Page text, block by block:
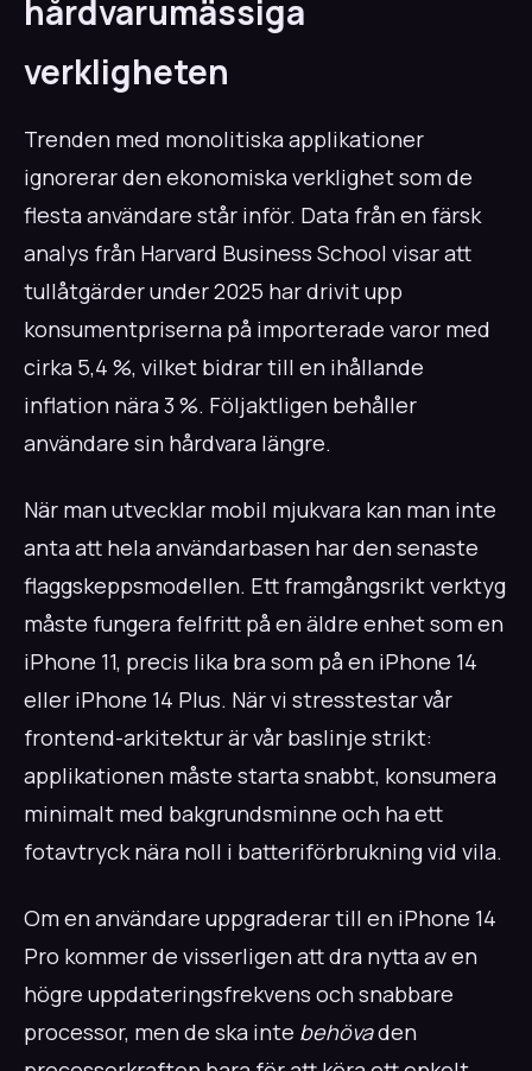
hårdvarumässiga
verkligheten
Trenden med monolitiska applikationer
ignorerar den ekonomiska verklighet som de
flesta användare står inför. Data från en färsk
analys från Harvard Business School visar att
tullåtgärder under 2025 har drivit upp
konsumentpriserna på importerade varor med
cirka 5,4 %, vilket bidrar till en ihållande
inflation nära 3 %. Följaktligen behåller
användare sin hårdvara längre.
När man utvecklar mobil mjukvara kan man inte
anta att hela användarbasen har den senaste
flaggskeppsmodellen. Ett framgångsrikt verktyg
måste fungera felfritt på en äldre enhet som en
iPhone 11, precis lika bra som på en iPhone 14
eller iPhone 14 Plus. När vi stresstestar vår
frontend-arkitektur är vår baslinje strikt:
applikationen måste starta snabbt, konsumera
minimalt med bakgrundsminne och ha ett
fotavtryck nära noll i batteriförbrukning vid vila.
Om en användare uppgraderar till en iPhone 14
Pro kommer de visserligen att dra nytta av en
högre uppdateringsfrekvens och snabbare
processor, men de ska inte behövaden